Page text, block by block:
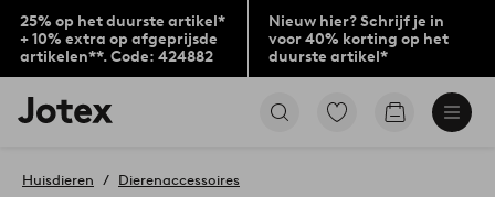
25% op het duurste artikel*
+ 10% extra op afgeprijsde
artikelen**. Code: 424882
Nieuw hier? Schrijf je in
voor 40% korting op het
duurste artikel*
Jotex
logo
to
Ga
Go
Huisdieren Dierenaccessoires